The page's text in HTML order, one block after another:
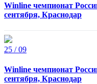
Winline чемпионат
сентября, Краснодар
25 / 09
Winline чемпионат
сентября, Краснодар